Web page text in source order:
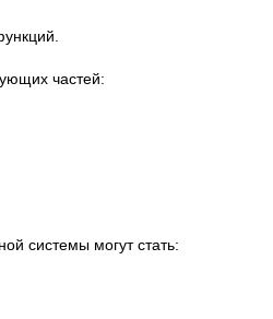
частей:
системы могут стать: